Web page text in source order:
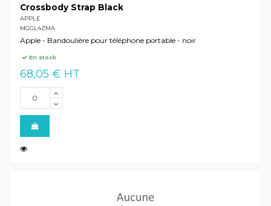
Crossbody Strap Black
APPLE
MGGL4ZMA
Apple - Bandoulière pour téléphone portable - noir
En stock
68,05 € HT